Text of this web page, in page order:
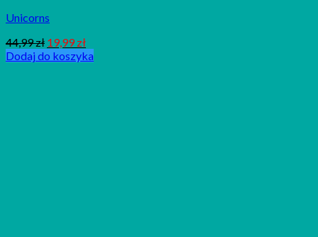
Unicorns
44,99zł 19,99zł
Dodaj do koszyka